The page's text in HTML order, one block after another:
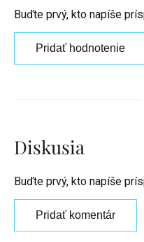
Buďte prvý, kto napíše
Pridať hodnotenie
Diskusia
Buďte prvý, kto napíše
Pridať komentár